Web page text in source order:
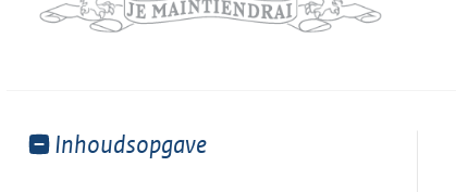
Toon
Inhoudsopgave